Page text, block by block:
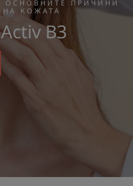
ОСНОВНИТЕ ПРИЧИНИ
НА КОЖАТА
B3